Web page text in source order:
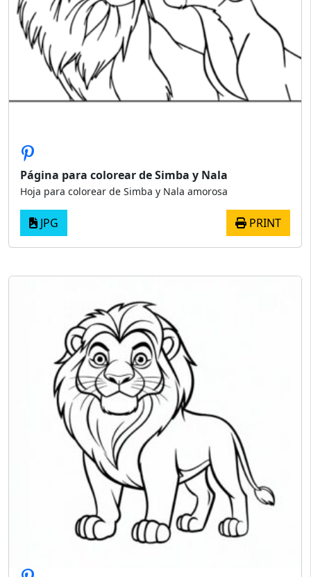
Página para colorear de Simba y Nala
Hoja para colorear de Simba y Nala amorosa
JPG PRINT